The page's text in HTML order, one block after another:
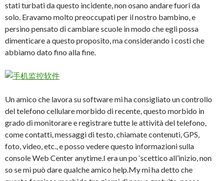
stati turbati da questo incidente, non osano andare fuori da
solo. Eravamo molto preoccupati per il nostro bambino, e
persino pensato di cambiare scuole in modo che egli possa
dimenticare a questo proposito, ma considerando i costi che
abbiamo dato fino alla fine.
Un amico che lavora su software mi ha consigliato un controllo
del telefono cellulare morbido di recente, questo morbido in
grado di monitorare e registrare tutte le attività del telefono,
come contatti, messaggi di testo, chiamate contenuti, GPS,
foto, video, etc., e posso vedere questo informazioni sulla
console Web Center anytime.I era un po ‘scettico all’inizio, non
so se mi può dare qualche amico help.My mi ha detto che